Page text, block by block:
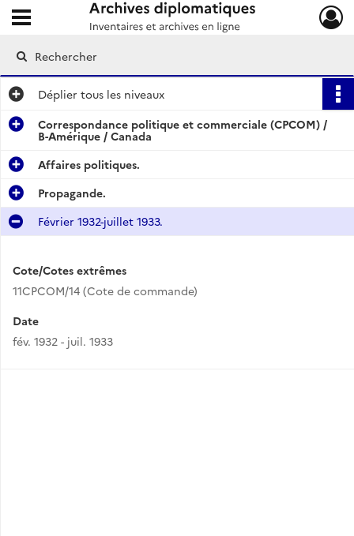
Archives diplomatiques
Ouvrir le menu déroulant
Déplier tous les niveaux
Correspondance politique et commerciale (CPCOM) /
B-Amérique / Canada
Affaires politiques.
Propagande.
Février 1932-juillet 1933.
Cote/Cotes extrêmes
11CPCOM/14 (Cote de commande)
Date
fév. 1932 - juil. 1933